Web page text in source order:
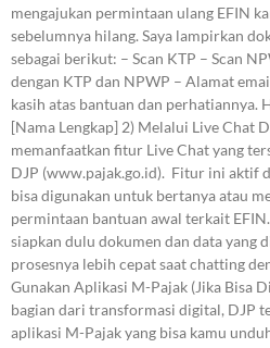
mengajukan permintaan ulang EFIN
sebelumnya hilang. Saya lampirkan
sebagai berikut: – Scan KTP – Scan
dengan KTP dan NPWP – Alamat
kasih atas bantuan dan perhatiannya.
[Nama Lengkap] 2) Melalui Live Chat
memanfaatkan fitur Live Chat yang
DJP (www.pajak.go.id). Fitur ini aktif
bisa digunakan untuk bertanya atau
permintaan bantuan awal terkait
siapkan dulu dokumen dan data yang
prosesnya lebih cepat saat chatting
Gunakan Aplikasi M-Pajak (Jika Bisa
bagian dari transformasi digital, DJP
aplikasi M-Pajak yang bisa kamu